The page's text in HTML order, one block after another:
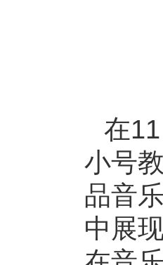
在
小号
品音
中展